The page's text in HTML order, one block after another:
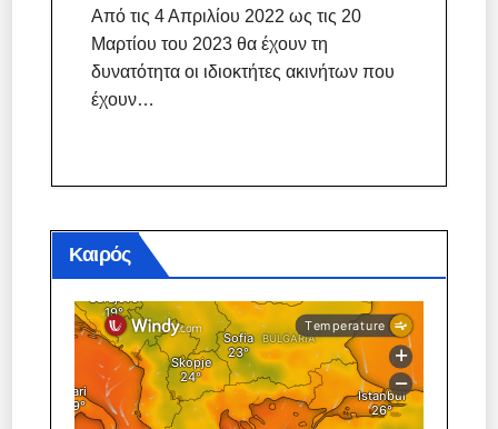
Από τις 4 Απριλίου 2022 ως τις 20
Μαρτίου του 2023 θα έχουν τη
δυνατότητα οι ιδιοκτήτες ακινήτων που
έχουν…
Καιρός